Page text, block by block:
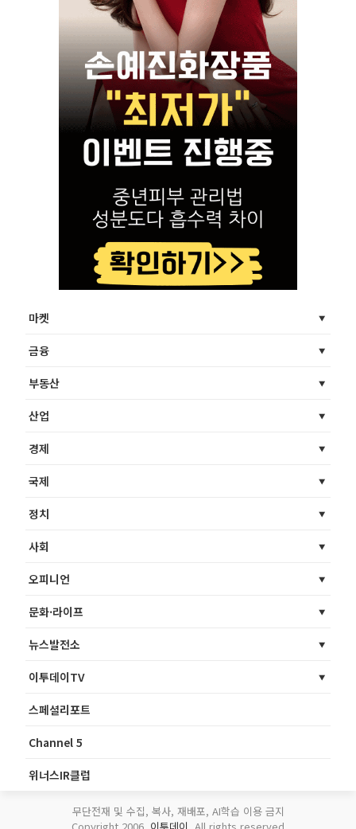
마켓
금융
부동산
산업
경제
국제
정치
사회
오피니언
문화·라이프
뉴스발전소
이투데이TV
스페셜리포트
Channel 5
위너스IR클럽
무단전재 및 수집, 복사, 재배포, AI학습 이용 금지